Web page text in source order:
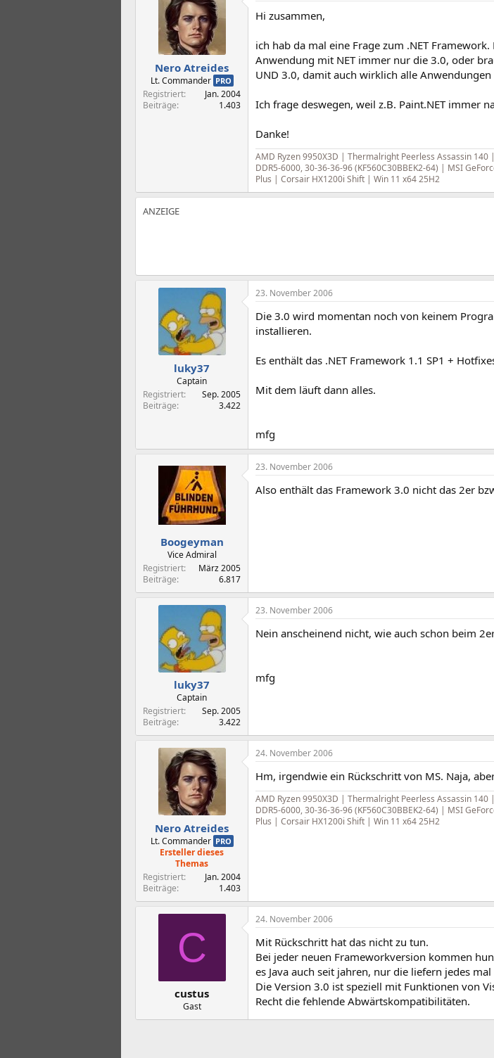
e
t
a
m
Nero Atreides
Lt. Commander PRO
Registriert
Jan. 2004
Beiträge
1.403
Hi zusammen,
ich hab da mal eine Frage zum .NET
Anwendung mit NET immer nur die 3.0, oder
UND 3.0, damit auch wirklich alle Anwendungen
Ich frage deswegen, weil z.B. Paint.NET immer
Danke!
AMD Ryzen 9950X3D | Thermalright Peerless Assassin 140
DDR5-6000, 30-36-36-96 (KF560C30BBEK2-64) | MSI
Plus | Corsair HX1200i Shift | Win 11 x64 25H2
luky37
Captain
Registriert
Sep. 2005
Beiträge
3.422
23. November 2006
Die 3.0 wird momentan noch von keinem
installieren.
Es enthält das .NET Framework 1.1 SP1 +
Mit dem läuft dann alles.
mfg
Boogeyman
Vice Admiral
Registriert
März 2005
Beiträge
6.817
23. November 2006
Also enthält das Framework 3.0 nicht das 2er
luky37
Captain
Registriert
Sep. 2005
Beiträge
3.422
23. November 2006
Nein anscheinend nicht, wie auch schon beim
mfg
Nero Atreides
Lt. Commander PRO
Ersteller dieses
Themas
Registriert
Jan. 2004
Beiträge
1.403
24. November 2006
Hm, irgendwie ein Rückschritt von MS. Naja,
AMD Ryzen 9950X3D | Thermalright Peerless Assassin 140
DDR5-6000, 30-36-36-96 (KF560C30BBEK2-64) | MSI
Plus | Corsair HX1200i Shift | Win 11 x64 25H2
C
custus
Gast
24. November 2006
Mit Rückschritt hat das nicht zu tun.
Bei jeder neuen Frameworkversion kommen
es Java auch seit jahren, nur die liefern jedes
Die Version 3.0 ist speziell mit Funktionen von
Recht die fehlende Abwärtskompatibilitäten.